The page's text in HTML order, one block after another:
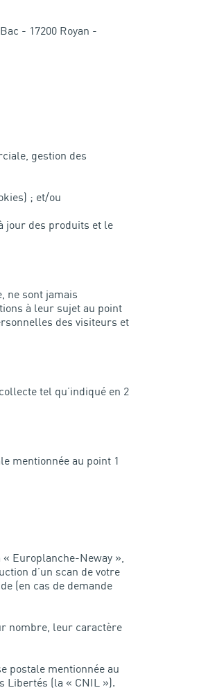
- 17200 Royan -
gestion des
; et/ou
jour des produits et le
ne sont jamais
à leur sujet au point
des visiteurs et
tel qu’indiqué en 2
mentionnée au point 1
Europlanche-Neway »,
d’un scan de votre
(en cas de demande
nombre, leur caractère
postale mentionnée au
Libertés (la « CNIL »).